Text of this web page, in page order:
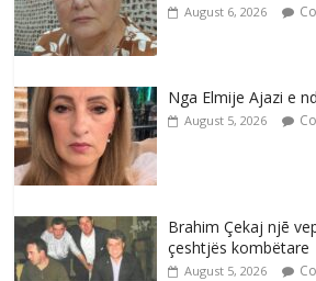
August 6, 2026
Nga Elmije Ajazi e
August 5, 2026
Brahim Çekaj njē
çeshtjës kombëtare
August 5, 2026